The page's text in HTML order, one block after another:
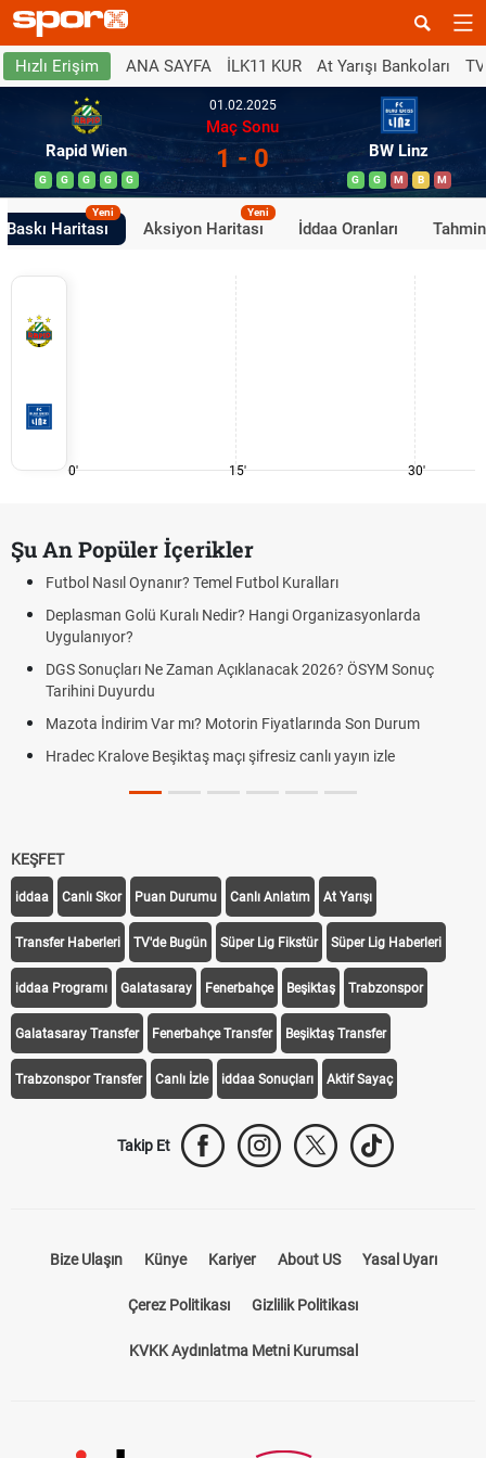
Hızlı Erişim ANA SAYFA İLK11 KUR At Yarışı Bankoları
Rapid Wien
G G G G G
01.02.2025
Maç Sonu
1 - 0 BW Linz
G G M B M
Baskı Haritası
Yeni
Aksiyon Haritası
Yeni
İddaa Oranları
0' 15' 30'
Şu An Popüler İçerikler
Futbol Nasıl Oynanır? Temel Futbol Kuralları
Deplasman Golü Kuralı Nedir? Hangi Organizasyonlarda
Uygulanıyor?
DGS Sonuçları Ne Zaman Açıklanacak 2026? ÖSYM Sonuç
Tarihini Duyurdu
Mazota İndirim Var mı? Motorin Fiyatlarında Son Durum
Hradec Kralove Beşiktaş maçı şifresiz canlı yayın izle
KEŞFET
iddaa Canlı Skor Puan Durumu Canlı Anlatım At Yarışı
Transfer Haberleri TV'de Bugün Süper Lig Fikstür Süper Lig Haberleri
iddaa Programı Galatasaray Fenerbahçe Beşiktaş Trabzonspor
Galatasaray Transfer Fenerbahçe Transfer Beşiktaş Transfer
Trabzonspor Transfer Canlı İzle iddaa Sonuçları Aktif Sayaç
Takip Et
Bize Ulaşın Künye Kariyer About US Yasal Uyarı
Çerez Politikası Gizlilik Politikası
KVKK Aydınlatma Metni Kurumsal